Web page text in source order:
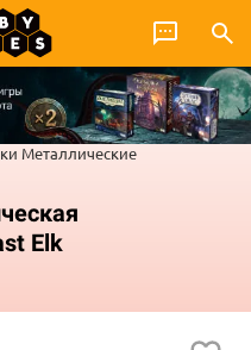
Металлические
Elk